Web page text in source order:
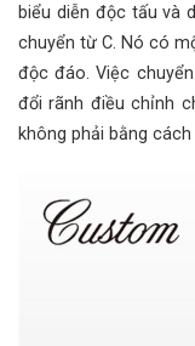
biểu diễn độc tấu và
chuyển từ C. Nó có
độc đáo. Việc
đổi rãnh điều chỉnh
không phải bằng